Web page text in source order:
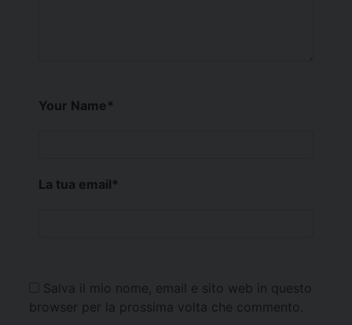
Your Name*
La tua email*
Salva il mio nome, email e sito web in questo
browser per la prossima volta che commento.